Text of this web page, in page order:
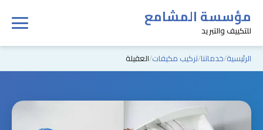
مؤسسة المشامع
للتكييف والتبريد
الرئيسية خدماتنا تركيب مكيفات العقيلة